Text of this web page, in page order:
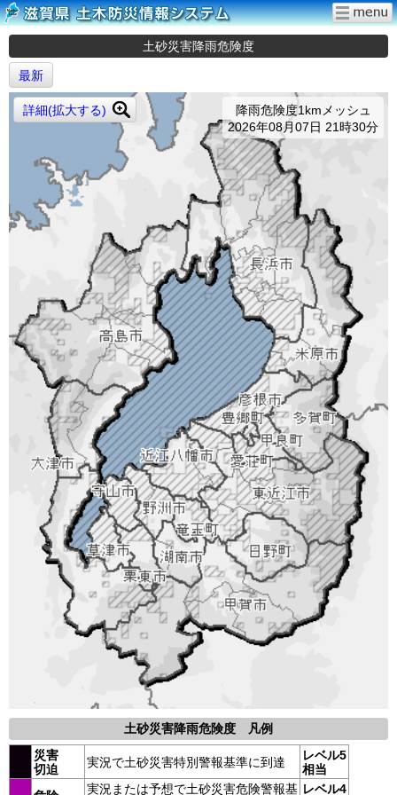
土砂災害降雨危険度
最新
詳細(拡大する)
降雨危険度1kmメッシュ
2026年08月07日 21時30分
土砂災害降雨危険度 凡例
災害
切迫
実況で土砂災害特別警報基準に到達
レベル5
相当
実況または予想で土砂災害危険警報基 レベル4